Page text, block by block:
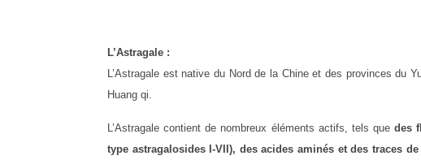
L’Astragale :
L’Astragale est native du Nord de la Chine et des provinces du
Huang qi.
L’Astragale contient de nombreux éléments actifs, tels quedes
type astragalosides I-VII), des acides aminés et des traces